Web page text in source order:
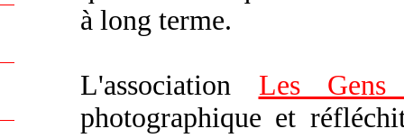
à long terme.
L'association Les Gens
photographique et